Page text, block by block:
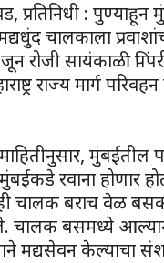
प्रतिनिधी :
चालकाला
जून रोजी सायंकाळी
राज्य मार्ग
रवाना होणार
चालक बराच वेळ
चालक बसमध्ये
मद्यसेवन केल्याचा